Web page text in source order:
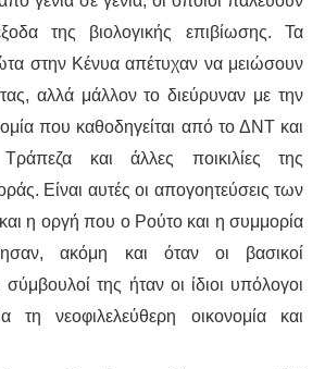
της βιολογικής επιβίωσης. Τα
στην Κένυα απέτυχαν να μειώσουν
αλλά μάλλον το διεύρυναν με την
που καθοδηγείται από το ΔΝΤ και
και άλλες ποικιλίες της
Είναι αυτές οι απογοητεύσεις των
η οργή που ο Ρούτο και η συμμορία
ακόμη και όταν οι βασικοί
σύμβουλοί της ήταν οι ίδιοι υπόλογοι
τη νεοφιλελεύθερη οικονομία και